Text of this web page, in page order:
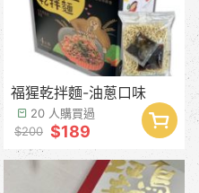
福猩乾拌麵-油蔥口味
20 人購買過
$200 $189